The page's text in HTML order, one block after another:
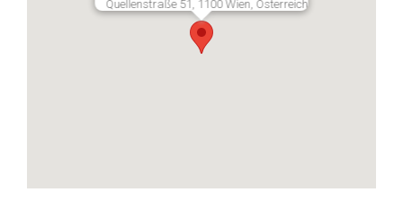
Quellenstraße 51, 1100 Wien, Österreich